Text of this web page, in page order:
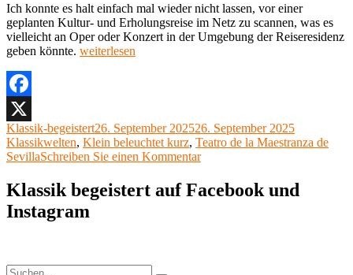
Ich konnte es halt einfach mal wieder nicht lassen, vor einer
geplanten Kultur- und Erholungsreise im Netz zu scannen, was es
vielleicht an Oper oder Konzert in der Umgebung der Reiseresidenz
geben könnte. „Klein
Wagner,
Tristan
und
Isolde
Cervantes,
Málaga,
25.
weiterlesen
Facebook
X
Autor
Klassik-begeistertVeröffentlicht
am
26. September 202526. September 2025Kategorien
Klassikwelten, Klein beleuchtet kurz, Teatro de la Maestranza de
SevillaSchreiben Sie einen Kommentarzu
beleuchtet
kurz
Klassik begeistert auf Facebook und
Instagram
Suchen